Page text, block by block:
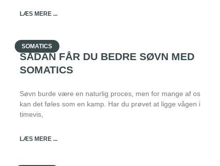
LÆS MERE ...
SOMATICS
SÅDAN FÅR DU BEDRE SØVN MED
SOMATICS
Søvn burde være en naturlig proces, men for mange af os
kan det føles som en kamp. Har du prøvet at ligge vågen i
timevis,
LÆS MERE ...